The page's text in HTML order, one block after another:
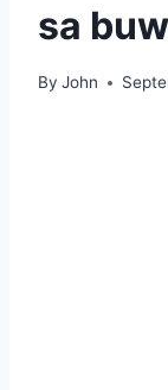
sa
By John